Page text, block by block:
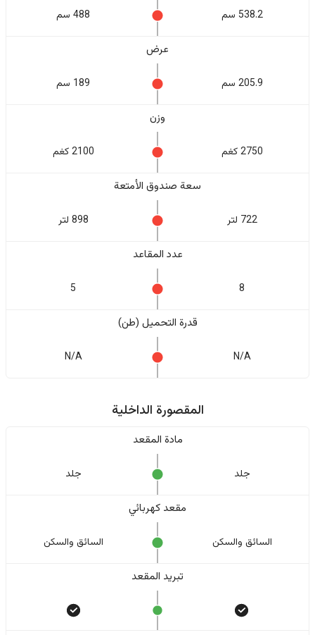
538.2 سم 488 سم
عرض
205.9 سم 189 سم
وزن
2750 كغم 2100 كغم
سعة صندوق الأمتعة
722 لتر 898 لتر
عدد المقاعد
8
5
قدرة التحميل (طن)
N/A
N/A
المقصورة الداخلية
مادة المقعد
جلد جلد
مقعد كهربائي
السائق والسکن السائق والسکن
تبريد المقعد